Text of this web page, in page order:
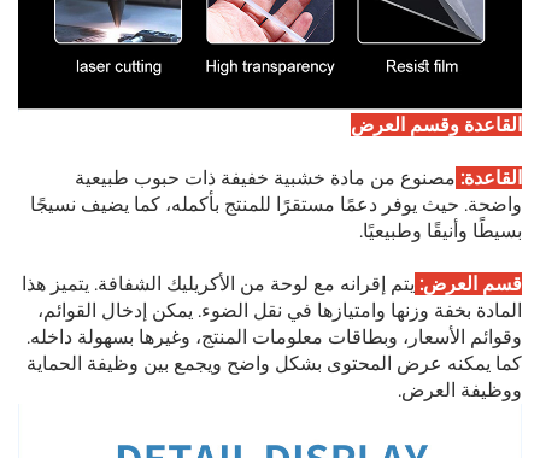
القاعدة وقسم العرض
القاعدة:مصنوع من مادة خشبية خفيفة ذات حبوب طبيعية
واضحة. حيث يوفر دعمًا مستقرًا للمنتج بأكمله، كما يضيف نسيجًا
بسيطًا وأنيقًا وطبيعيًا.
قسم العرض: يتم إقرانه مع لوحة من الأكريليك الشفافة. يتميز هذا
المادة بخفة وزنها وامتيازها في نقل الضوء. يمكن إدخال القوائم،
وقوائم الأسعار، وبطاقات معلومات المنتج، وغيرها بسهولة داخله.
كما يمكنه عرض المحتوى بشكل واضح ويجمع بين وظيفة الحماية
ووظيفة العرض.